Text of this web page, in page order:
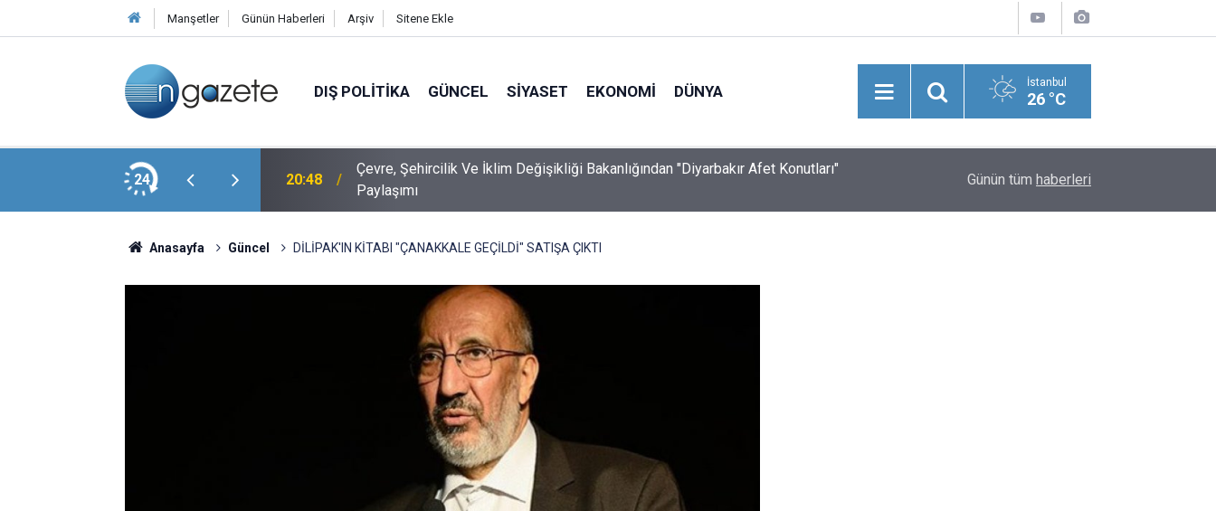
Manşetler Günün Haberleri Arşiv Sitene Ekle
DIŞ POLITIKA GÜNCEL SIYASET EKONOMI DÜNYA İstanbul
26 °C
24
Ağabeyi Hür Ağbaba, Egeşehir
20:48
Çevre, Şehircilik Ve İklim Değişikliği Bakanlığından "Diyarbakır Afet Konutları"
Paylaşımı
Yaralılar Olduğu Bildirildi
Günün tüm haberleri
Anasayfa Güncel DİLİPAK'IN KİTABI "ÇANAKKALE GEÇİLDİ" SATIŞA ÇIKTI